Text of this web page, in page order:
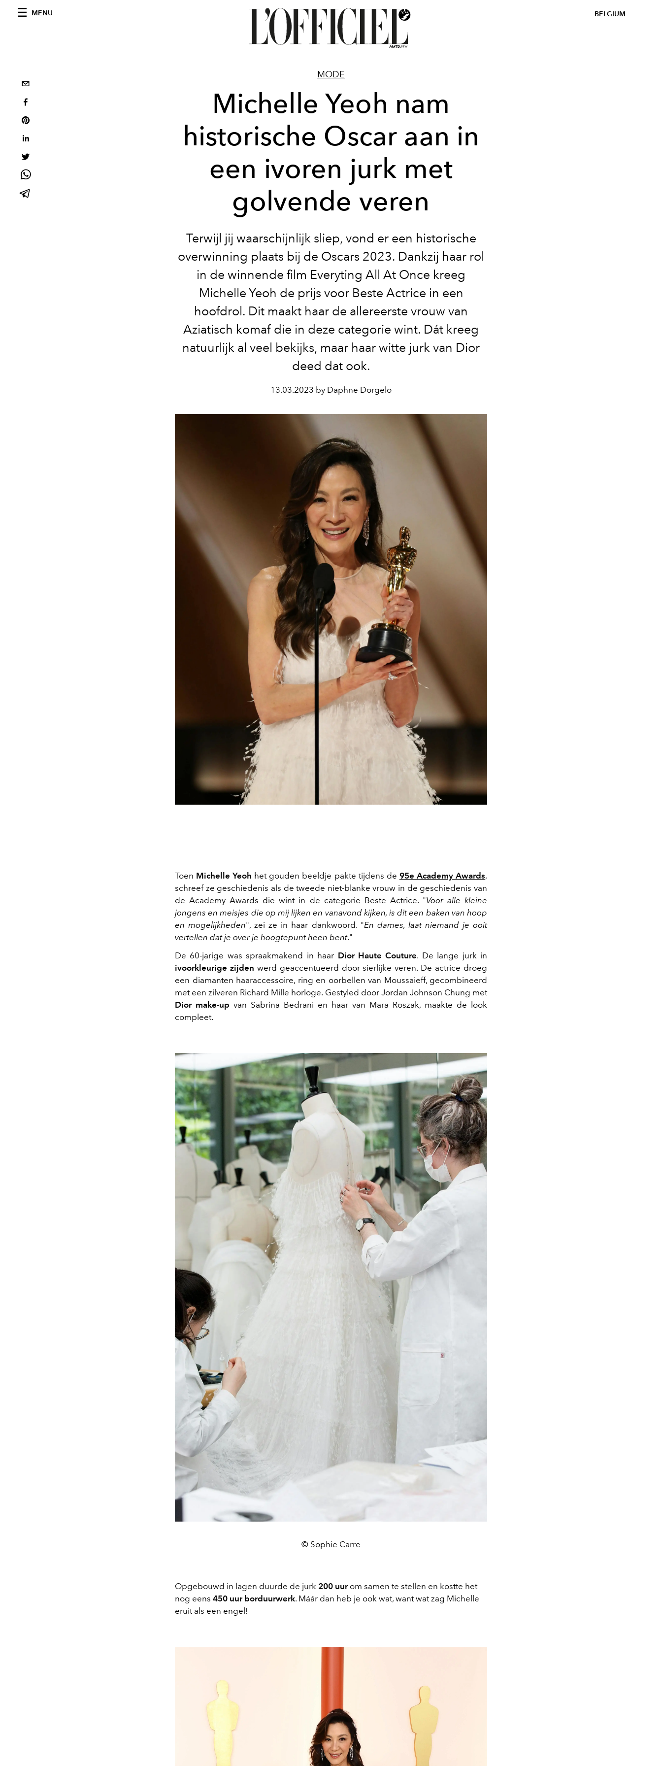
MENU BELGIUM
MODE
Michelle Yeoh nam
historische Oscar aan in
een ivoren jurk met
golvende veren
Terwijl jij waarschijnlijk sliep, vond er een historische
overwinning plaats bij de Oscars 2023. Dankzij haar rol
in de winnende film Everyting All At Once kreeg
Michelle Yeoh de prijs voor Beste Actrice in een
hoofdrol. Dit maakt haar de allereerste vrouw van
Aziatisch komaf die in deze categorie wint. Dát kreeg
natuurlijk al veel bekijks, maar haar witte jurk van Dior
deed dat ook.
13.03.2023 by Daphne Dorgelo
Toen Michelle Yeoh het gouden beeldje pakte tijdens de 95e Academy Awards,
schreef ze geschiedenis als de tweede niet-blanke vrouw in de geschiedenis van
de Academy Awards die wint in de categorie Beste Actrice. "Voor alle kleine
jongens en meisjes die op mij lijken en vanavond kijken, is dit een baken van hoop
en mogelijkheden", zei ze in haar dankwoord. "En dames, laat niemand je ooit
vertellen dat je over je hoogtepunt heen bent."
De 60-jarige was spraakmakend in haar Dior Haute Couture. De lange jurk in
ivoorkleurige zijden werd geaccentueerd door sierlijke veren. De actrice droeg
een diamanten haaraccessoire, ring en oorbellen van Moussaieff, gecombineerd
met een zilveren Richard Mille horloge. Gestyled door Jordan Johnson Chung met
Dior make-up van Sabrina Bedrani en haar van Mara Roszak, maakte de look
compleet.
© Sophie Carre
Opgebouwd in lagen duurde de jurk 200 uurom samen te stellen en kostte het
nog eens 450 uur borduurwerk. Máár dan heb je ook wat, want wat zag Michelle
eruit als een engel!